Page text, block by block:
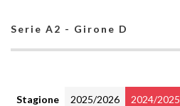
Serie A2 - Girone D
Stagione 2025/2026 2024/2025